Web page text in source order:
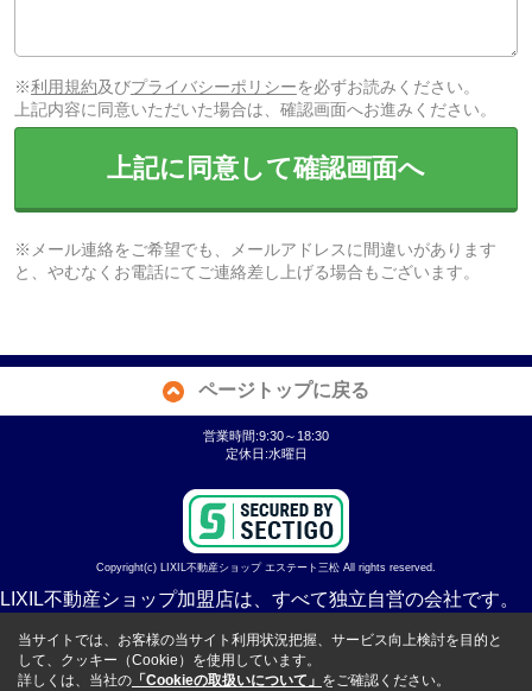
※利用規約及びプライバシーポリシーを必ずお読みください。
上記内容に同意いただいた場合は、確認画面へお進みください。
上記に同意して確認画面へ
※メール連絡をご希望でも、メールアドレスに間違いがあります
と、やむなくお電話にてご連絡差し上げる場合もございます。
ページトップに戻る
営業時間:9:30～18:30
定休日:水曜日
Copyright(c) LIXIL不動産ショップ エステート三松 All rights reserved.
LIXIL不動産ショップ加盟店は、すべて独立自営の会社です。
当サイトでは、お客様の当サイト利用状況把握、サービス向上検討を目的と
して、クッキー（Cookie）を使用しています。
詳しくは、当社の 「Cookieの取扱いについて」 をご確認ください。